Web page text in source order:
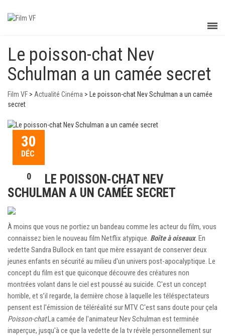
Le poisson-chat Nev
Schulman a un camée secret
Film VF > Actualité Cinéma >
Le poisson-chat Nev Schulman a un camée
secret
30
DÉC
0
LE POISSON-CHAT NEV
SCHULMAN A UN CAMÉE SECRET
À moins que vous ne portiez un bandeau comme les acteur du film, vous
connaissez bien le nouveau film Netflix atypique. Boîte à oiseaux. En
vedette Sandra Bullock en tant que mère essayant de conserver deux
jeunes enfants en sécurité au milieu d'un univers post-apocalyptique. Le
concept du film est que quiconque découvre des créatures non
montrées volant dans le ciel est poussé au suicide. C'est un concept
horrible, et s’il regarde, la dernière chose à laquelle les téléspectateurs
pensent est l'émission de téléréalité sur MTV. C'est sans doute pour çela
Poisson-chatLa camée de l'animateur Nev Schulman est terminée
inaperçue, jusqu'à ce que la vedette de la tv révèle personnellement sur